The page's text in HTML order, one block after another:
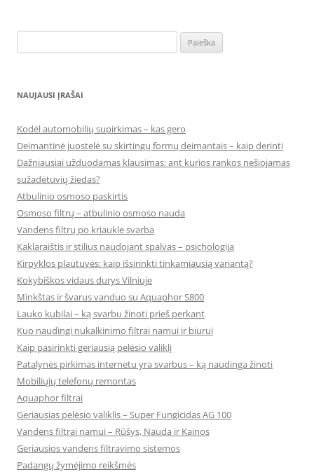
NAUJAUSI ĮRAŠAI
Kodėl automobilių supirkimas – kas gero
Deimantinė juostelė su skirtingų formų deimantais – kaip derinti
Dažniausiai užduodamas klausimas: ant kurios rankos nešiojamas
sužadėtuvių žiedas?
Atbulinio osmoso paskirtis
Osmoso filtrų – atbulinio osmoso nauda
Vandens filtrų po kriaukle svarba
Kaklaraištis ir stilius naudojant spalvas – psichologija
Kirpyklos plautuvės: kaip išsirinkti tinkamiausią variantą?
Kokybiškos vidaus durys Vilniuje
Minkštas ir švarus vanduo su Aquaphor S800
Lauko kubilai – ką svarbu žinoti prieš perkant
Kuo naudingi nukalkinimo filtrai namui ir biurui
Kaip pasirinkti geriausią pelėsio valiklį
Patalynės pirkimas internetu yra svarbus – ką naudinga žinoti
Mobiliųjų telefonų remontas
Aquaphor filtrai
Geriausias pelėsio valiklis – Super Fungicidas AG 100
Vandens filtrai namui – Rūšys, Nauda ir Kainos
Geriausios vandens filtravimo sistemos
Padangų žymėjimo reikšmės